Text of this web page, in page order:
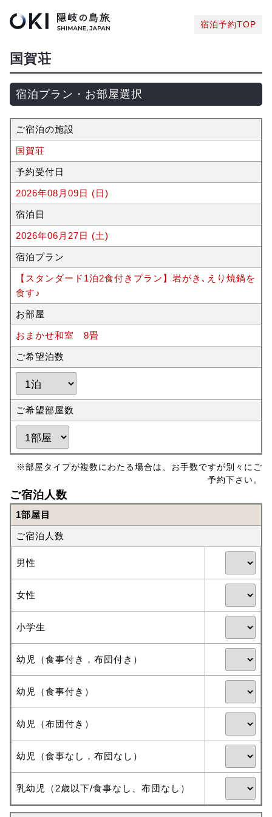
宿泊予約TOP
国賀荘
宿泊プラン・お部屋選択
ご宿泊の施設
国賀荘
予約受付日
2026年08月09日 (日)
宿泊日
2026年06月27日 (土)
宿泊プラン
【スタンダード1泊2食付きプラン】岩がき､えり焼鍋を
食す♪
お部屋
おまかせ和室 8畳
ご希望泊数
ご希望部屋数
※部屋タイプが複数にわたる場合は、お手数ですが別々にご
予約下さい。
ご宿泊人数
1部屋目
ご宿泊人数
男性
女性
小学生
幼児（食事付き，布団付き）
幼児（食事付き）
幼児（布団付き）
幼児（食事なし，布団なし）
乳幼児（2歳以下/食事なし、布団なし）